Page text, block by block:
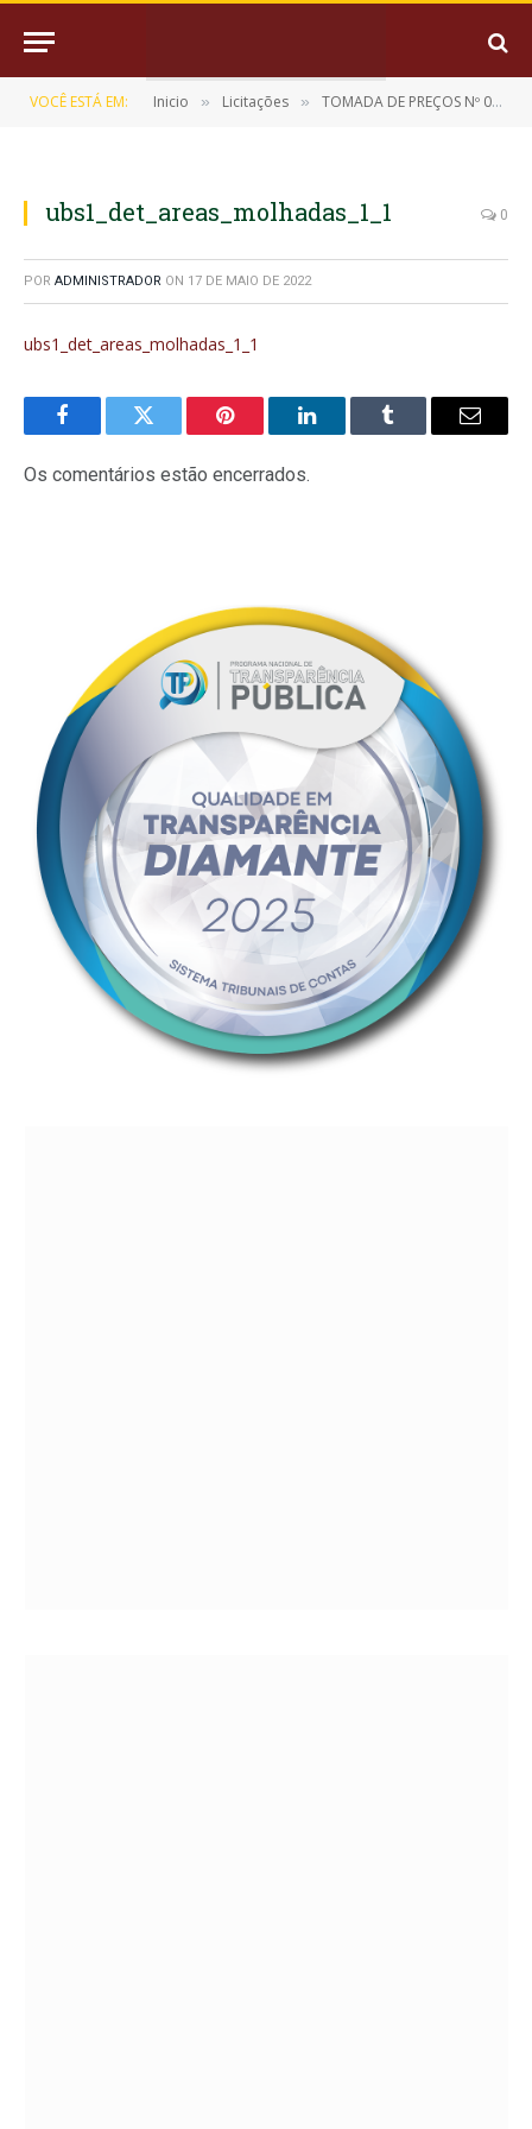
VOCÊ ESTÁ EM: Inicio » Licitações » TOMADA DE PREÇOS Nº 06/2022 (CONTRATAÇÃO DE EMPRESA ESPECIALIZADA PARA A EXECUÇÃO DO SERVIÇO DE CONCLUSÃO DA CONSTRUÇÃO DE UNIDADES BÁSICAS DE SAÚDE)
ubs1_det_areas_molhadas_1_1 0
POR ADMINISTRADOR ON 17 DE MAIO DE 2022
ubs1_det_areas_molhadas_1_1
FacebookTwitter Pinterest LinkedInTumblr
E-
Os comentários estão encerrados.